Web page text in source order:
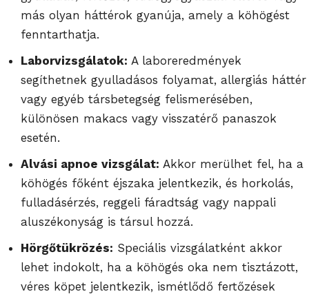
más olyan háttérok gyanúja, amely a köhögést
fenntarthatja.
Laborvizsgálatok: A laboreredmények
segíthetnek gyulladásos folyamat, allergiás háttér
vagy egyéb társbetegség felismerésében,
különösen makacs vagy visszatérő panaszok
esetén.
Alvási apnoe vizsgálat: Akkor merülhet fel, ha a
köhögés főként éjszaka jelentkezik, és horkolás,
fulladásérzés, reggeli fáradtság vagy nappali
aluszékonyság is társul hozzá.
Hörgőtükrözés: Speciális vizsgálatként akkor
lehet indokolt, ha a köhögés oka nem tisztázott,
véres köpet jelentkezik, ismétlődő fertőzések